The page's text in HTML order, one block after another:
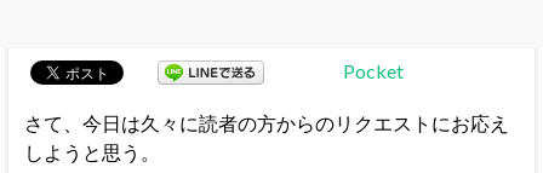
Pocket
さて、今日は久々に読者の方からのリクエストにお応え
しようと思う。